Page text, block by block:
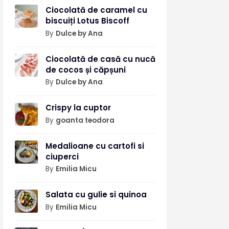
Ciocolată de caramel cu
biscuiți Lotus Biscoff
By Dulce by Ana
Ciocolată de casă cu nucă
de cocos și căpșuni
By Dulce by Ana
Crispy la cuptor
By goanta teodora
Medalioane cu cartofi si
ciuperci
By Emilia Micu
Salata cu gulie si quinoa
By Emilia Micu